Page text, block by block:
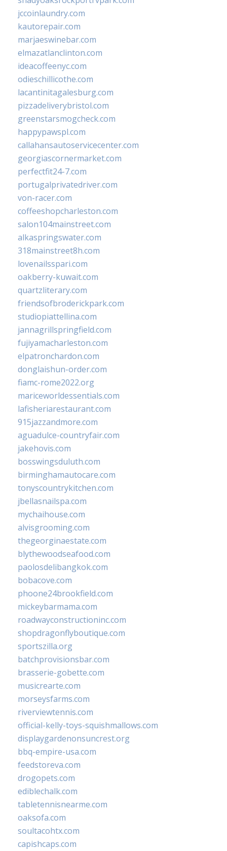
jccoinlaundry.com
kautorepair.com
marjaeswinebar.com
elmazatlanclinton.com
ideacoffeenyc.com
odieschillicothe.com
lacantinitagalesburg.com
pizzadeliverybristol.com
greenstarsmogcheck.com
happypawspl.com
callahansautoservicecenter.com
georgiascornermarket.com
perfectfit24-7.com
portugalprivatedriver.com
von-racer.com
coffeeshopcharleston.com
salon104mainstreet.com
alkaspringswater.com
318mainstreet8h.com
lovenailsspari.com
oakberry-kuwait.com
quartzliterary.com
friendsofbroderickpark.com
studiopiattellina.com
jannagrillspringfield.com
fujiyamacharleston.com
elpatronchardon.com
donglaishun-order.com
fiamc-rome2022.org
mariceworldessentials.com
lafisheriarestaurant.com
915jazzandmore.com
aguadulce-countryfair.com
jakehovis.com
bosswingsduluth.com
birminghamautocare.com
tonyscountrykitchen.com
jbellasnailspa.com
mychaihouse.com
alvisgrooming.com
thegeorginaestate.com
blythewoodseafood.com
paolosdelibangkok.com
bobacove.com
phoone24brookfield.com
mickeybarmama.com
roadwayconstructioninc.com
shopdragonflyboutique.com
sportszilla.org
batchprovisionsbar.com
brasserie-gobette.com
musicrearte.com
morseysfarms.com
riverviewtennis.com
official-kelly-toys-squishmallows.com
displaygardenonsuncrest.org
bbq-empire-usa.com
feedstoreva.com
drogopets.com
ediblechalk.com
tabletennisnearme.com
oaksofa.com
soultacohtx.com
capishcaps.com